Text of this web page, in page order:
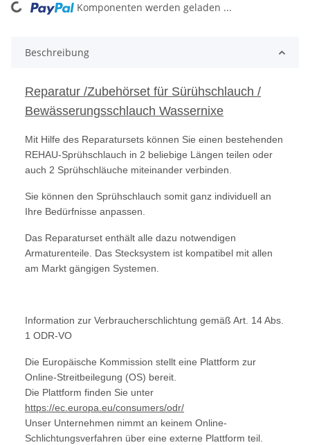
Loading... Komponenten werden geladen ...
Beschreibung
Reparatur /Zubehörset für Sürühschlauch /
Bewässerungsschlauch Wassernixe
Mit Hilfe des Reparatursets können Sie einen bestehenden
REHAU-Sprühschlauch in 2 beliebige Längen teilen oder
auch 2 Sprühschläuche miteinander verbinden.
Sie können den Sprühschlauch somit ganz individuell an
Ihre Bedürfnisse anpassen.
Das Reparaturset enthält alle dazu notwendigen
Armaturenteile. Das Stecksystem ist kompatibel mit allen
am Markt gängigen Systemen.
Information zur Verbraucherschlichtung gemäß Art. 14 Abs.
1 ODR-VO
Die Europäische Kommission stellt eine Plattform zur
Online-Streitbeilegung (OS) bereit.
Die Plattform finden Sie unter
https://ec.europa.eu/consumers/odr/
Unser Unternehmen nimmt an keinem Online-
Schlichtungsverfahren über eine externe Plattform teil.